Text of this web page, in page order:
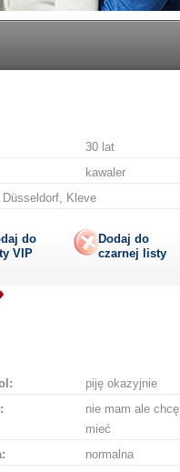
30 lat
kawaler
Kleve
do
VIP
Dodaj do
czarnej listy
piję okazyjnie
nie mam ale chcę
mieć
normalna